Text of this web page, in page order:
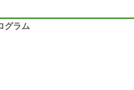
グラム